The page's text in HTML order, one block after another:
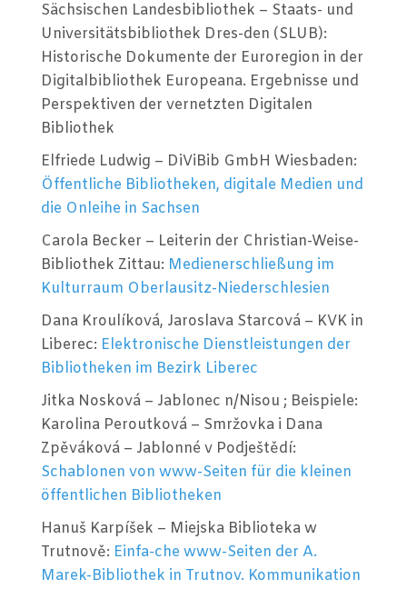
Sächsischen Landesbibliothek – Staats- und
Universitätsbibliothek Dres-den (SLUB):
Historische Dokumente der Euroregion in der
Digitalbibliothek Europeana. Ergebnisse und
Perspektiven der vernetzten Digitalen
Bibliothek
Elfriede Ludwig – DiViBib GmbH Wiesbaden:
Öffentliche Bibliotheken, digitale Medien und
die Onleihe in Sachsen
Carola Becker – Leiterin der Christian-Weise-
Bibliothek Zittau: Medienerschließung im
Kulturraum Oberlausitz-Niederschlesien
Dana Kroulíková, Jaroslava Starcová – KVK in
Liberec: Elektronische Dienstleistungen der
Bibliotheken im Bezirk Liberec
Jitka Nosková – Jablonec n/Nisou ; Beispiele:
Karolina Peroutková – Smržovka i Dana
Zpěváková – Jablonné v Podještědí:
Schablonen von www-Seiten für die kleinen
öffentlichen Bibliotheken
Hanuš Karpíšek – Miejska Biblioteka w
Trutnově: Einfa-che www-Seiten der A.
Marek-Bibliothek in Trutnov. Kommunikation